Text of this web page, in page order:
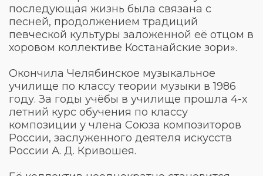
последующая жизнь была связана с
песней, продолжением традиций
певческой культуры заложенной её отцом в
хоровом коллективе Костанайские зори».
Окончила Челябинское музыкальное
училище по классу теории музыки в 1986
году. За годы учёбы в училище прошла 4-х
летний курс обучения по классу
композиции у члена Союза композиторов
России, заслуженного деятеля искусств
России А. Д. Кривошея.